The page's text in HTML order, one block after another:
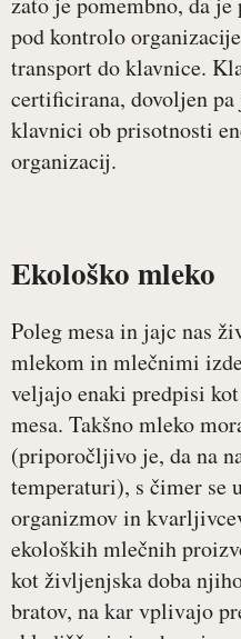
pod kontrolo
transport do klavnice.
certificirana, dovoljen
klavnici ob prisotnosti
organizacij.
Ekološko mleko
Poleg mesa in jajc nas
mlekom in mlečnimi
veljajo enaki predpisi
mesa. Takšno mleko
(priporočljivo je, da na
temperaturi), s čimer se
organizmov in
ekoloških mlečnih
kot življenjska doba
bratov, na kar vplivajo